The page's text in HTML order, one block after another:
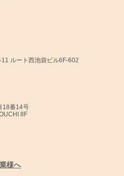
ルート西池袋ビル6F-602
18番14号
8F
様へ